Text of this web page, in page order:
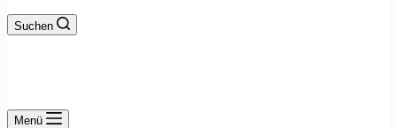
Suchen
Menü